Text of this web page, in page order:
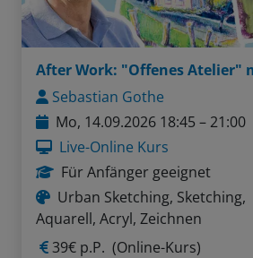
Sebastian Gothe
Mo, 14.09.2026 18:45 – 21:00
Live-Online Kurs
Für Anfänger geeignet
Urban Sketching, Sketching,
Aquarell, Acryl, Zeichnen
39€ p.P. (Online-Kurs)